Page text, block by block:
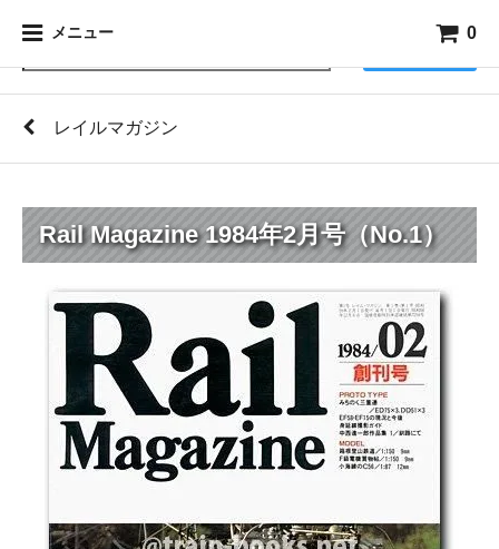
メニュー 0
レイルマガジン
Rail Magazine 1984年2月号（No.1）